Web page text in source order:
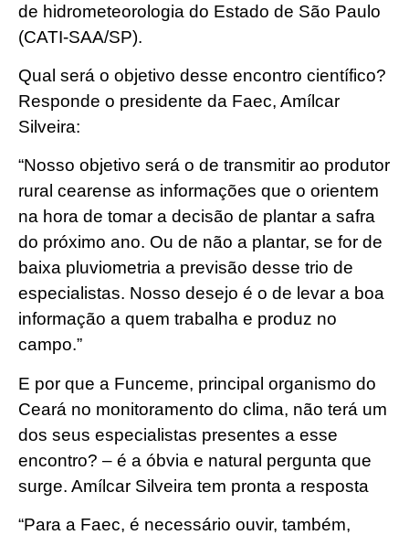
de hidrometeorologia do Estado de São Paulo
(CATI-SAA/SP).
Qual será o objetivo desse encontro científico?
Responde o presidente da Faec, Amílcar
Silveira:
“Nosso objetivo será o de transmitir ao produtor
rural cearense as informações que o orientem
na hora de tomar a decisão de plantar a safra
do próximo ano. Ou de não a plantar, se for de
baixa pluviometria a previsão desse trio de
especialistas. Nosso desejo é o de levar a boa
informação a quem trabalha e produz no
campo.”
E por que a Funceme, principal organismo do
Ceará no monitoramento do clima, não terá um
dos seus especialistas presentes a esse
encontro? – é a óbvia e natural pergunta que
surge. Amílcar Silveira tem pronta a resposta
“Para a Faec, é necessário ouvir, também,